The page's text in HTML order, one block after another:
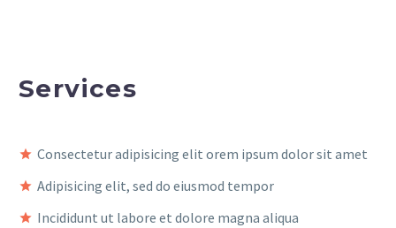
Services
Consectetur adipisicing elit orem ipsum dolor sit amet
Adipisicing elit, sed do eiusmod tempor
Incididunt ut labore et dolore magna aliqua